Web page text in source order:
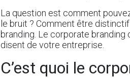
La question est comment
le bruit ? Comment être
branding. Le corporate
disent de votre entreprise.
C’est quoi le